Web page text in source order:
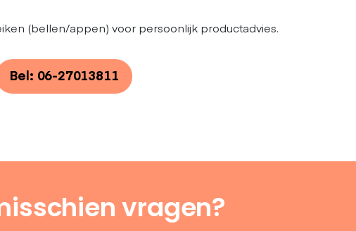
(bellen/appen) voor persoonlijk productadvies.
Bel: 06-27013811
vragen?